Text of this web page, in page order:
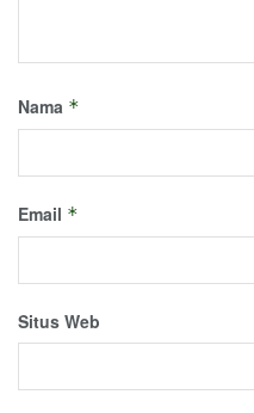
Nama *
Email *
Situs Web